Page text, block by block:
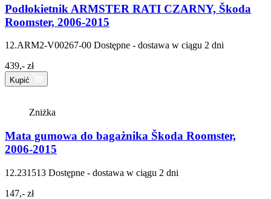
Podłokietnik ARMSTER RATI CZARNY, Škoda
Roomster, 2006-2015
12.ARM2-V00267-00 Dostępne - dostawa w ciągu 2 dni
439,- zł
Kupić
Zniżka
Mata gumowa do bagażnika Škoda Roomster,
2006-2015
12.231513 Dostępne - dostawa w ciągu 2 dni
147,- zł